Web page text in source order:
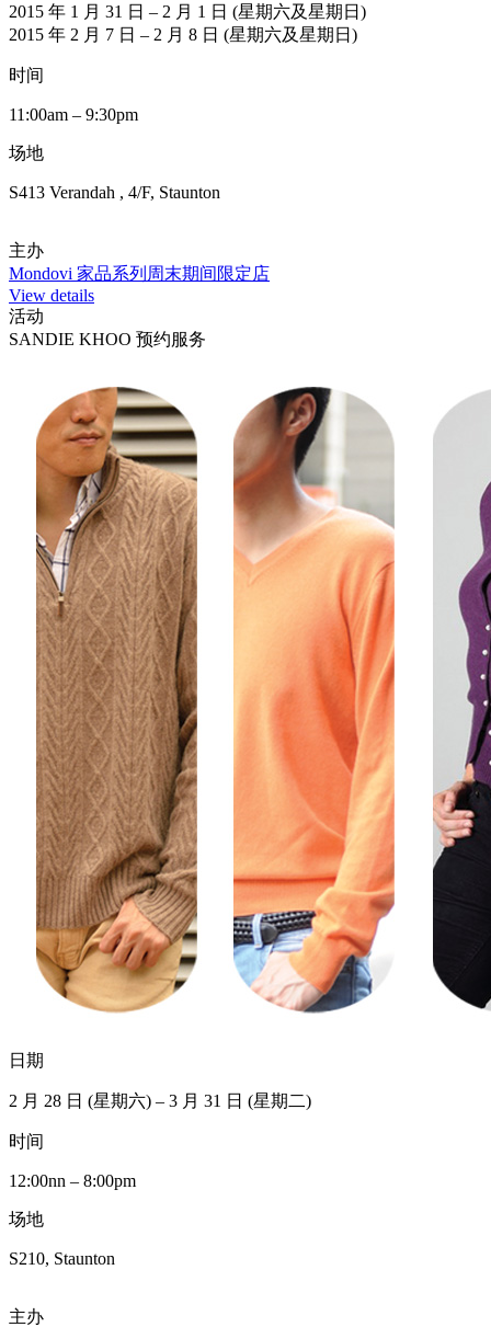
2015 年 1 月 31 日 – 2 月 1 日 (星期六及星期日)
2015 年 2 月 7 日 – 2 月 8 日 (星期六及星期日)
时间
11:00am – 9:30pm
场地
S413 Verandah , 4/F, Staunton
主办
Mondovi 家品系列周末期间限定店
View details
活动
SANDIE KHOO 预约服务
日期
2 月 28 日 (星期六) – 3 月 31 日 (星期二)
时间
12:00nn – 8:00pm
场地
S210, Staunton
主办